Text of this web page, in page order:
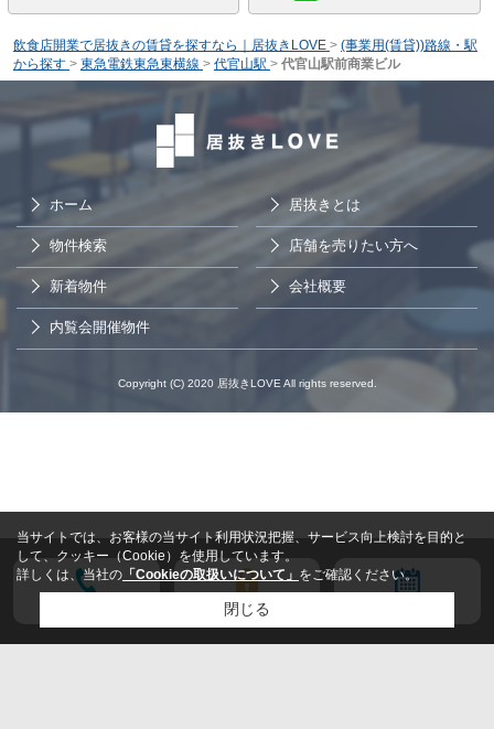
飲食店開業で居抜きの賃貸を探すなら｜居抜きLOVE > (事業用(賃貸))路線・駅
から探す > 東急電鉄東急東横線 > 代官山駅 > 代官山駅前商業ビル
ホーム 居抜きとは
物件検索 店舗を売りたい方へ
新着物件 会社概要
内覧会開催物件
会員登録
Copyright (C) 2020 居抜きLOVE All rights reserved.
当サイトでは、お客様の当サイト利用状況把握、サービス向上検討を目的と
して、クッキー（Cookie）を使用しています。
詳しくは、当社の 「Cookieの取扱いについて」 をご確認ください。
閉じる